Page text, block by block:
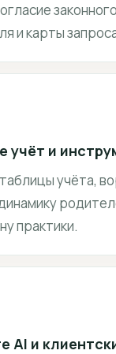
законного
и карты
учёт и
учёта,
практики.
AI и